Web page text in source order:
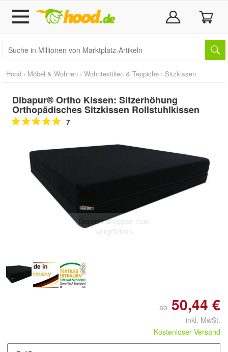
Hood › Möbel & Wohnen › Wohntextilien & Teppiche › Sitzkissen
Dibapur® Ortho Kissen: Sitzerhöhung
Orthopädisches Sitzkissen Rollstuhlkissen
7
Doppelt antippen zum
vergrößern
ab 50,44 €
inkl. MwSt.
Kostenloser Versand